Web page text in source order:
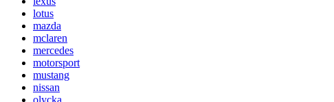
lotus
mazda
mclaren
mercedes
motorsport
mustang
nissan